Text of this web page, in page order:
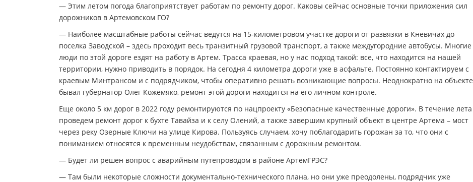
— Этим летом погода благоприятствует работам по ремонту дорог. Каковы сейчас основные точки приложения сил
дорожников в Артемовском ГО?
— Наиболее масштабные работы сейчас ведутся на 15-километровом участке дороги от развязки в Кневичах до
поселка Заводской – здесь проходит весь транзитный грузовой транспорт, а также междугородние автобусы. Многие
люди по этой дороге ездят на работу в Артем. Трасса краевая, но у нас подход такой: все, что находится на нашей
территории, нужно приводить в порядок. На сегодня 4 километра дороги уже в асфальте. Постоянно контактируем с
краевым Минтрансом и с подрядчиком, чтобы оперативно решать возникающие вопросы. Неоднократно на объекте
бывал губернатор Олег Кожемяко, ремонт этой дороги находится на его личном контроле.
Еще около 5 км дорог в 2022 году ремонтируются по нацпроекту «Безопасные качественные дороги». В течение лета
проведем ремонт дорог к бухте Тавайза и к селу Олений, а также завершим крупный объект в центре Артема – мост
через реку Озерные Ключи на улице Кирова. Пользуясь случаем, хочу поблагодарить горожан за то, что они с
пониманием относятся к временным неудобствам, связанным с дорожным ремонтом.
— Будет ли решен вопрос с аварийным путепроводом в районе АртемГРЭС?
— Там были некоторые сложности документально-технического плана, но они уже преодолены, подрядчик уже